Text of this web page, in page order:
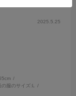
2025.5.25
の服のサイズ:L